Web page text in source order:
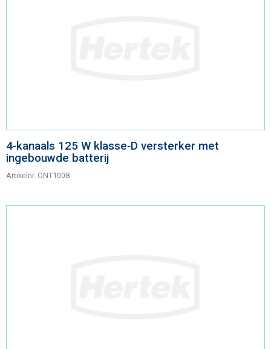
4‑kanaals 125 W klasse‑D versterker met
ingebouwde batterij
Artikelnr. ONT1008